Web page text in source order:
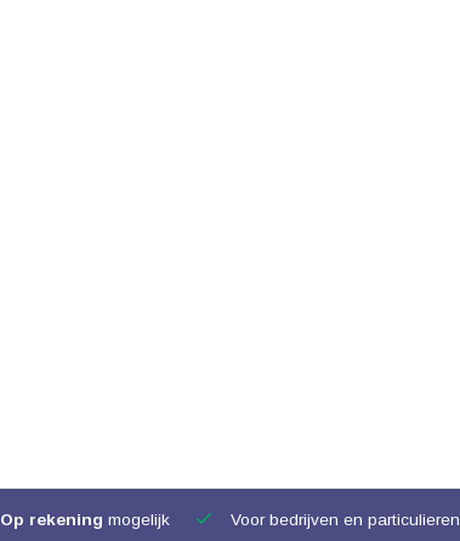
Op rekening mogelijk Voor bedrijven en particulieren